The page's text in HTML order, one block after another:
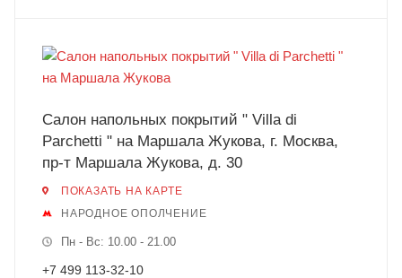
Салон напольных покрытий " Villa di
Parchetti " на Маршала Жукова, г. Москва,
пр-т Маршала Жукова, д. 30
ПОКАЗАТЬ НА КАРТЕ
НАРОДНОЕ ОПОЛЧЕНИЕ
Пн - Вс: 10.00 - 21.00
+7 499 113-32-10